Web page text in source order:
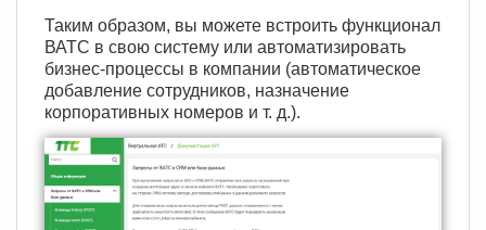
Таким образом, вы можете встроить функционал
ВАТС в свою систему или автоматизировать
бизнес-процессы в компании (автоматическое
добавление сотрудников, назначение
корпоративных номеров и т. д.).